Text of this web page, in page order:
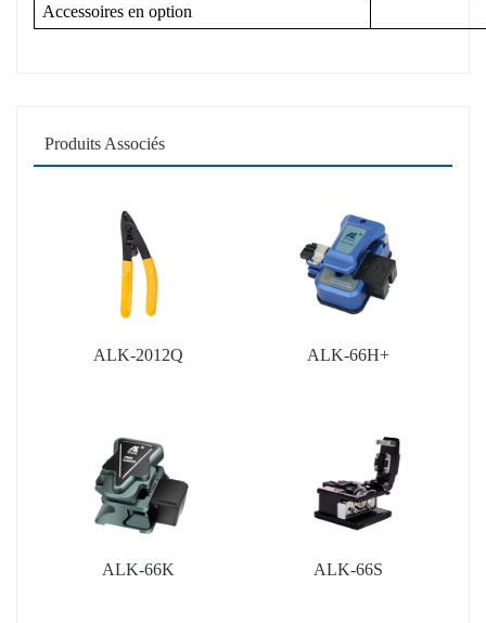
Accessoires en option
Produits Associés
ALK-2012Q ALK-66H+
ALK-66K ALK-66S